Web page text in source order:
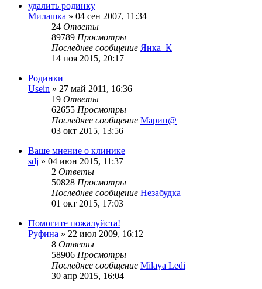
удалить родинку
Милашка » 04 сен 2007, 11:34
24 Ответы
89789 Просмотры
Последнее сообщение Янка_К
14 ноя 2015, 20:17
Родинки
Usein » 27 май 2011, 16:36
19 Ответы
62655 Просмотры
Последнее сообщение Марин@
03 окт 2015, 13:56
Ваше мнение о клинике
sdj » 04 июн 2015, 11:37
2 Ответы
50828 Просмотры
Последнее сообщение Незабудка
01 окт 2015, 17:03
Помогите пожалуйста!
Руфина » 22 июл 2009, 16:12
8 Ответы
58906 Просмотры
Последнее сообщение Milaya Ledi
30 апр 2015, 16:04